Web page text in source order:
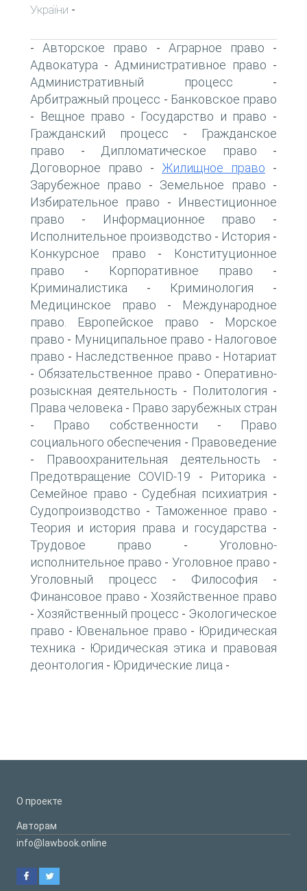
України -
-Авторское право - Аграрное право -
Адвокатура - Административное право -
Административный процесс -
Арбитражный процесс - Банковское право
- Вещное право - Государство и право -
Гражданский процесс -
Гражданское
право - Дипломатическое право -
Договорное право - Жилищное право -
Зарубежное право - Земельное право -
Избирательное право -
Инвестиционное
право - Информационное право -
Исполнительное производство - История -
Конкурсное право -
Конституционное
право - Корпоративное право -
Криминалистика - Криминология -
Медицинское право -
Международное
право. Европейское право -
Морское
право - Муниципальное право - Налоговое
право - Наследственное право - Нотариат
- Обязательственное право - Оперативно-
розыскная деятельность - Политология -
Права человека - Право зарубежных стран
- Право собственности -
Право
социального обеспечения - Правоведение
- Правоохранительная деятельность -
Предотвращение COVID-19 - Риторика -
Семейное право - Судебная психиатрия -
Судопроизводство - Таможенное право -
Теория и история права и государства -
Трудовое право -Уголовно-
исполнительное право - Уголовное право -
Уголовный процесс - Философия -
Финансовое право - Хозяйственное право
- Хозяйственный процесс - Экологическое
право - Ювенальное право - Юридическая
техника - Юридическая этика и правовая
деонтология - Юридические лица -
О проекте
Авторам
info@lawbook.online